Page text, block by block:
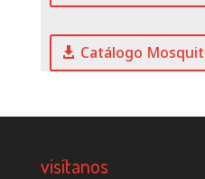
Catálogo
visítanos